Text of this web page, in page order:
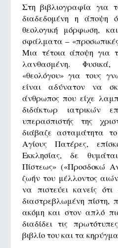
Στη βιβλιογραφία για
διαδεδομένη η άποψη
θεολογική μόρφωση,
σφάλματα – «προσωπικές
Μια τέτοια άποψη για
λανθασμένη.
«θεολόγου» για τους
είναι αδύνατον να
άνθρωπος που είχε
διδάκτωρ ιατρικών
υπερασπιστής της
διάβαζε ασταμάτητα
Αγίους Πατέρες,
Εκκλησίας, δε
Πίστεως» («Προσδοκώ
ζωήν του μέλλοντος
να πιστεύει κανείς
διαστρεβλωμένη πίστη,
ακόμη και στον απλό
διαδίδει τις
βιβλίο του και τα